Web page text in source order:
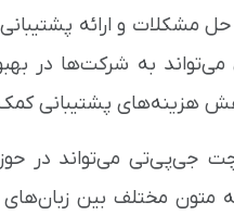
حل مشکلات و ارائه
به شرکت‌ها در
هزینه‌های پشتیبانی
جی‌پی‌تی می‌تواند در
متون مختلف بین زبان‌های